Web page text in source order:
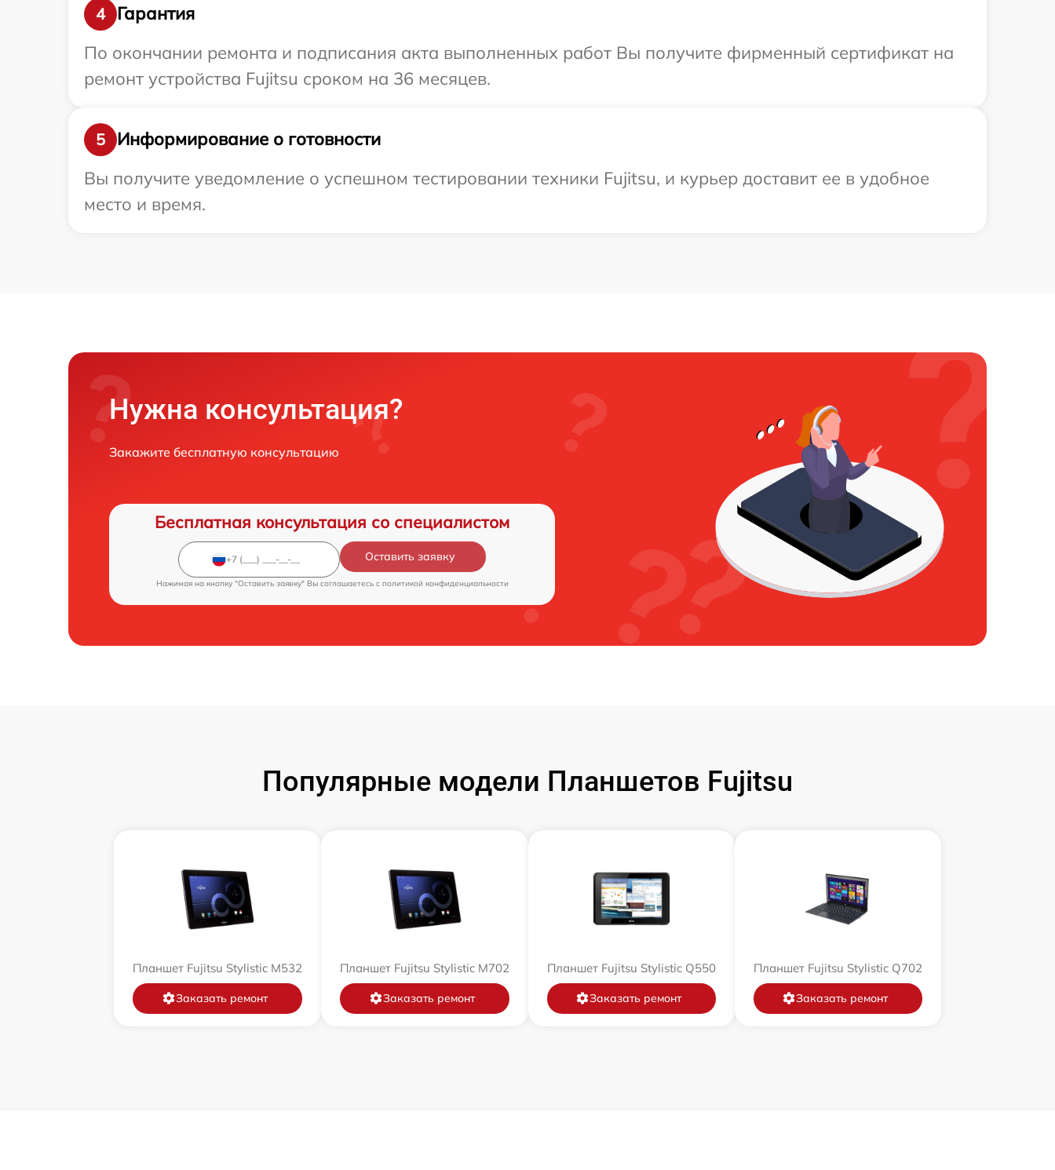
4
Гарантия
По окончании ремонта и подписания акта выполненных работ Вы получите фирменный сертификат на
ремонт устройства Fujitsu сроком на 36 месяцев.
5
Информирование о готовности
Вы получите уведомление о успешном тестировании техники Fujitsu, и курьер доставит ее в удобное
место и время.
Нужна консультация?
Закажите бесплатную консультацию
Бесплатная консультация со специалистом
Оставить заявку
Нажимая на кнопку "Оставить заявку" Вы соглашаетесь c политикой конфиденциальности
Популярные модели Планшетов Fujitsu
Планшет Fujitsu Stylistic M532
Заказать ремонт
Планшет Fujitsu Stylistic M702
Заказать ремонт
Планшет Fujitsu Stylistic Q550
Заказать ремонт
Планшет Fujitsu Stylistic Q702
Заказать ремонт